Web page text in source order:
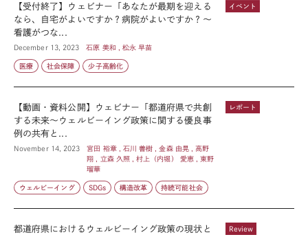
イベント
【受付終了】ウェビナー「あなたが最期を迎える
なら、自宅がよいですか？病院がよいですか？～
看護がつな...
December 13, 2023 石原 美和 , 松永 早苗
医療 社会保障 少子高齢化
レポート
【動画・資料公開】ウェビナー「都道府県で共創
する未来〜ウェルビーイング政策に関する優良事
例の共有と...
November 14, 2023
宮田 裕章 , 石川 善樹 , 金森 由晃 , 高野
翔 , 立森 久照 , 村上（内堀） 愛恵 , 東野
瑠華
ウェルビーイング SDGs 構造改革 持続可能社会
Review
都道府県におけるウェルビーイング政策の現状と